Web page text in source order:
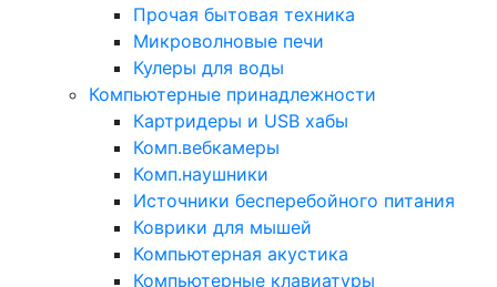
Прочая бытовая техника
Микроволновые печи
Кулеры для воды
Компьютерные принадлежности
Картридеры и USB хабы
Комп.вебкамеры
Комп.наушники
Источники бесперебойного питания
Коврики для мышей
Компьютерная акустика
Компьютерные клавиатуры